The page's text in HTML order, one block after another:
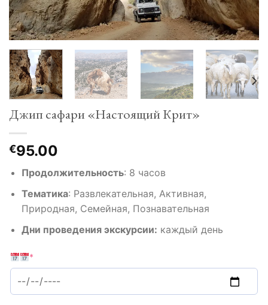
Джип сафари «Настоящий Крит»
€95.00
Продолжительность: 8 часов
Тематика: Развлекательная, Активная,
Природная, Семейная, Познавательная
Дни проведения экскурсии: каждый день
*